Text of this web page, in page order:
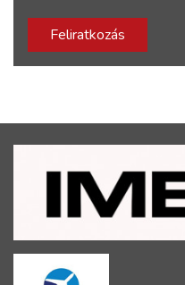
Feliratkozás